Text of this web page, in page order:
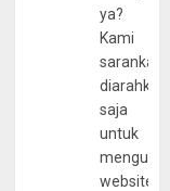
ya?
Kami
sarankan,
diarahkan
saja
untuk
website